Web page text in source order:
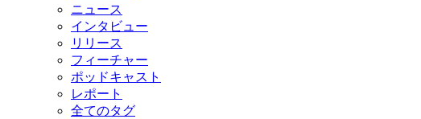
ニュース
インタビュー
リリース
フィーチャー
ポッドキャスト
レポート
全てのタグ